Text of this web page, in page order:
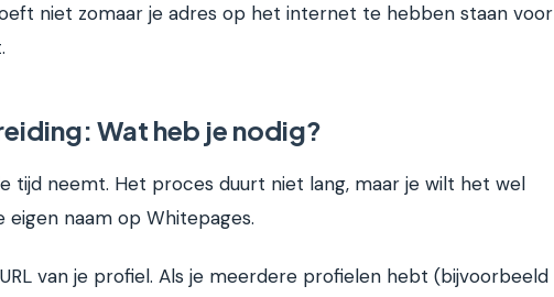
niet zomaar je adres op het internet te hebben staan voor
Wat heb je nodig?
tijd neemt. Het proces duurt niet lang, maar je wilt het wel
eigen naam op Whitepages.
van je profiel. Als je meerdere profielen hebt (bijvoorbeeld